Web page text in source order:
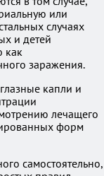
или
случаях
и детей
как
заражения.
капли и
лечащего
форм
самостоятельно,